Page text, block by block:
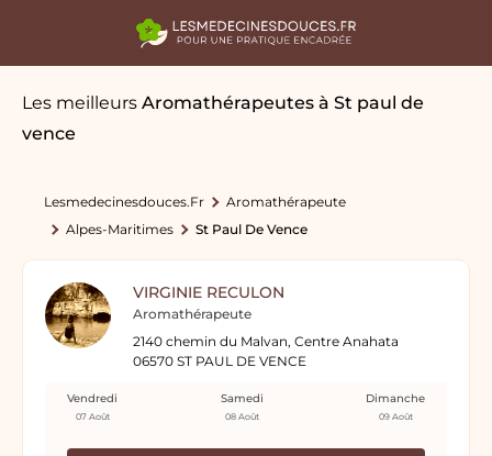
Les meilleurs Aromathérapeutes à St paul de
vence
Lesmedecinesdouces.fr
Aromathérapeute
Alpes-Maritimes
St Paul De Vence
VIRGINIE RECULON
Aromathérapeute
2140 chemin du Malvan, Centre Anahata
06570 ST PAUL DE VENCE
Vendredi
07 Août
Samedi
08 Août
Dimanche
09 Août